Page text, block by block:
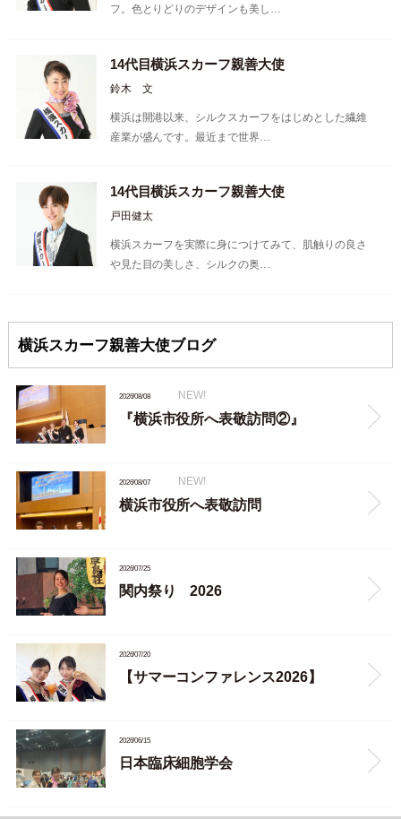
フ。色とりどりのデザインも美し…
14代目横浜スカーフ親善大使
鈴木 文
横浜は開港以来、シルクスカーフをはじめとした繊維
産業が盛んです。最近まで世界…
14代目横浜スカーフ親善大使
戸田健太
横浜スカーフを実際に身につけてみて、肌触りの良さ
や見た目の美しさ、シルクの奥…
横浜スカーフ親善大使ブログ
2026/08/08 NEW!
『横浜市役所へ表敬訪問②』
2026/08/07 NEW!
横浜市役所へ表敬訪問
2026/07/25
関内祭り 2026
2026/07/20
【サマーコンファレンス2026】
2026/06/15
日本臨床細胞学会